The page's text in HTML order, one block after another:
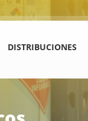
DISTRIBUCIONES